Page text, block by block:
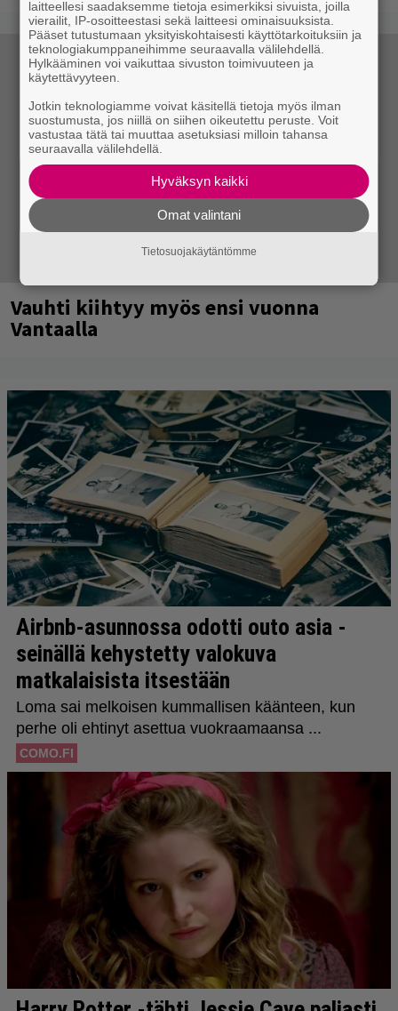
Vauhti kiihtyy myös ensi vuonna
Vantaalla
laitteellesi saadaksemme tietoja esimerkiksi sivuista, joilla
vierailit, IP-osoitteestasi sekä laitteesi ominaisuuksista.
Pääset tutustumaan yksityiskohtaisesti käyttötarkoituksiin ja
teknologiakumppaneihimme seuraavalla välilehdellä.
Hylkääminen voi vaikuttaa sivuston toimivuuteen ja
käytettävyyteen.
Jotkin teknologiamme voivat käsitellä tietoja myös ilman
suostumusta, jos niillä on siihen oikeutettu peruste. Voit
vastustaa tätä tai muuttaa asetuksiasi milloin tahansa
seuraavalla välilehdellä.
Hyväksyn kaikki
Omat valintani
Tietosuojakäytäntömme